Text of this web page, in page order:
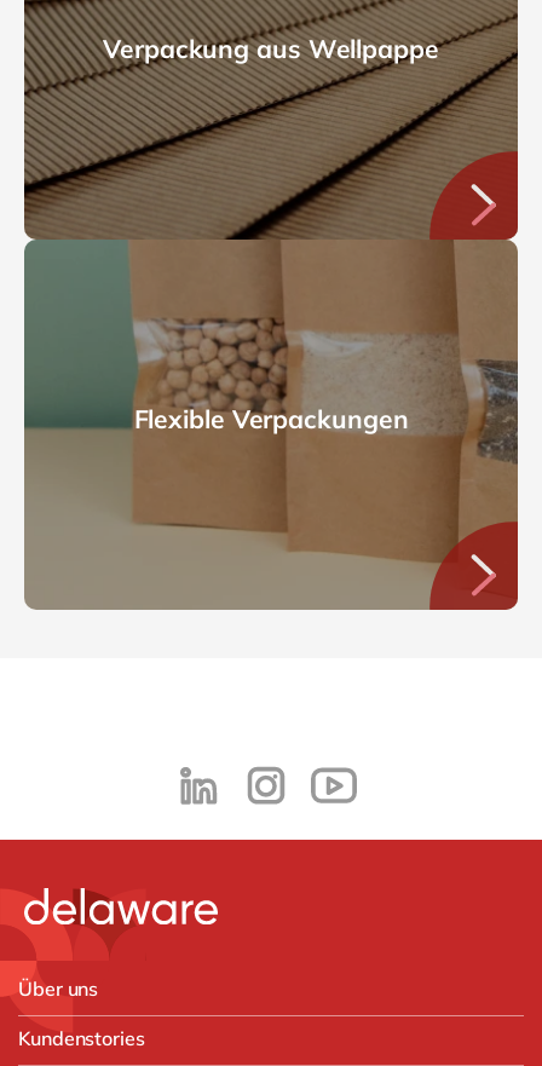
Verpackung aus Wellpappe
Flexible Verpackungen
Über uns
Kundenstories